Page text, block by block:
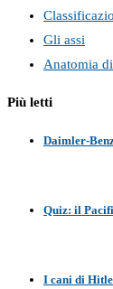
Gli assi
Anatomia
Più letti
Daimler-
Quiz: il
I cani di